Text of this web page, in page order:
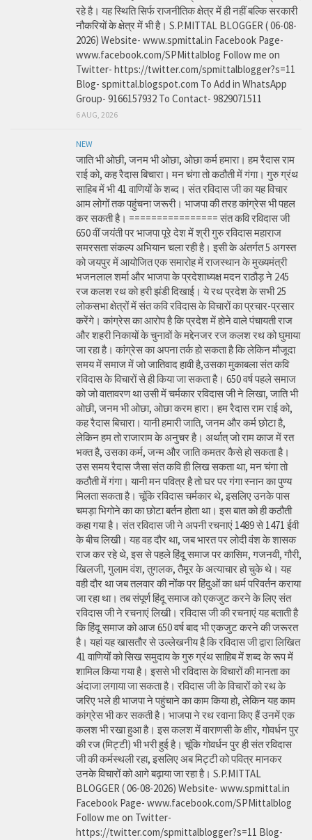
रहे है। यह स्थिति सिर्फ राजनीतिक क्षेत्र में ही नहीं बल्कि सरकारी
नौकरियों के क्षेत्र में भी है। S.P.MITTAL BLOGGER ( 06-08-
2026) Website- www.spmittal.in Facebook Page-
www.facebook.com/SPMittalblog Follow me on
Twitter- https://twitter.com/spmittalblogger?s=11
Blog- spmittal.blogspot.com To Add in WhatsApp
Group- 9166157932 To Contact- 9829071511
6 AUG, 2026
NEW
जाति भी ओछी, जनम भी ओछा, ओछा कर्म हमारा। हम रैदास राम
राई को, कह रैदास बिचारा। मन चंगा तो कठौती में गंगा। गुरु ग्रंथ
साहिब में भी 41 वाणियों के शब्द। संत रविदास जी का यह विचार
आम लोगों तक पहुंचना जरूरी। भाजपा की तरह कांग्रेस भी पहल
कर सकती है। ================ संत कवि रविदास जी
650 वीं जयंती पर भाजपा पूरे देश में श्री गुरु रविदास महाराज
समरसता संकल्प अभियान चला रही है। इसी के अंतर्गत 5 अगस्त
को जयपुर में आयोजित एक समारोह में राजस्थान के मुख्यमंत्री
भजनलाल शर्मा और भाजपा के प्रदेशाध्यक्ष मदन राठौड़ ने 245
रज कलश रथ को हरी झंडी दिखाई। ये रथ प्रदेश के सभी 25
लोकसभा क्षेत्रों में संत कवि रविदास के विचारों का प्रचार-प्रसार
करेंगे। कांग्रेस का आरोप है कि प्रदेश में होने वाले पंचायती राज
और शहरी निकायों के चुनावों के मद्देनजर रज कलश रथ को घुमाया
जा रहा है। कांग्रेस का अपना तर्क हो सकता है कि लेकिन मौजूदा
समय में समाज में जो जातिवाद हावी है,उसका मुकाबला संत कवि
रविदास के विचारों से ही किया जा सकता है। 650 वर्ष पहले समाज
को जो वातावरण था उसी में चर्मकार रविदास जी ने लिखा, जाति भी
ओछी, जनम भी ओछा, ओछा करम हारा। हम रैदास राम राई को,
कह रैदास बिचारा। यानी हमारी जाति, जनम और कर्म छोटा है,
लेकिन हम तो राजाराम के अनुचर है। अर्थात् जो राम काज में रत
भक्त है, उसका कर्म, जन्म और जाति कमतर कैसे हो सकता है।
उस समय रैदास जैसा संत कवि ही लिख सकता था, मन चंगा तो
कठौती में गंगा। यानी मन पवित्र है तो घर पर गंगा स्नान का पुण्य
मिलता सकता है। चूंकि रविदास चर्मकार थे, इसलिए उनके पास
चमड़ा भिगोने का का छोटा बर्तन होता था। इस बात को ही कठौती
कहा गया है। संत रविदास जी ने अपनी रचनाएं 1489 से 1471 ईवी
के बीच लिखी। यह वह दौर था, जब भारत पर लोदी वंश के शासक
राज कर रहे थे, इस से पहले हिंदू समाज पर कासिम, गजनवी, गौरी,
खिलजी, गुलाम वंश, तुगलक, तैमूर के अत्याचार हो चुके थे। यह
वही दौर था जब तलवार की नोंक पर हिंदुओं का धर्म परिवर्तन कराया
जा रहा था। तब संपूर्ण हिंदू समाज को एकजुट करने के लिए संत
रविदास जी ने रचनाएं लिखी। रविदास जी की रचनाएं यह बताती है
कि हिंदू समाज को आज 650 वर्ष बाद भी एकजुट करने की जरूरत
है। यहां यह खासतौर से उल्लेखनीय है कि रविदास जी द्वारा लिखित
41 वाणियोंं को सिख समुदाय के गुरु ग्रंथ साहिब में शब्द के रूप में
शामिल किया गया है। इससे भी रविदास के विचारों की मानता का
अंदाजा लगाया जा सकता है। रविदास जी के विचारों को रथ के
जरिए भले ही भाजपा ने पहुंचाने का काम किया हो, लेकिन यह काम
कांग्रेस भी कर सकती है। भाजपा ने रथ रवाना किए हैं उनमें एक
कलश भी रखा हुआ है। इस कलश में वाराणसी के क्षीर, गोवर्धन पुर
की रज (मिट्टी) भी भरी हुई है। चूंकि गोवर्धन पुर ही संत रविदास
जी की कर्मस्थली रहा, इसलिए अब मिट्टी को पवित्र मानकर
उनके विचारों को आगे बढ़ाया जा रहा है। S.P.MITTAL
BLOGGER ( 06-08-2026) Website- www.spmittal.in
Facebook Page- www.facebook.com/SPMittalblog
Follow me on Twitter-
https://twitter.com/spmittalblogger?s=11 Blog-